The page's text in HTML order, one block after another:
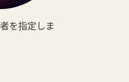
を指定しま